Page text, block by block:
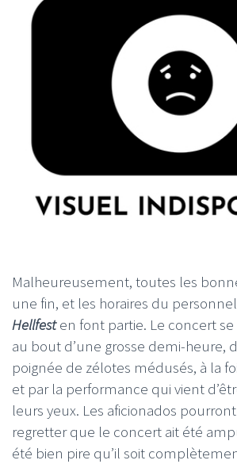
Malheureusement, toutes les
une fin, et les horaires du
Hellfesten font partie. Le concert
au bout d’une grosse demi-heure,
poignée de zélotes médusés, à la
et par la performance qui vient
leurs yeux. Les aficionados
regretter que le concert ait été
été bien pire qu’il soit